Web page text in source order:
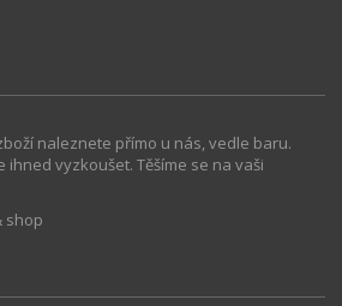
naleznete přímo u nás, vedle baru.
vyzkoušet. Těšíme se na vaši
shop